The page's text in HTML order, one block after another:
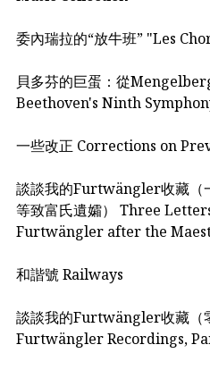
委內瑞拉的“放牛班” "Les
貝多芬的巨蛋：從
Beethoven's Ninth
一些改正 Corrections on
談談我的Furtwängler收藏（
等致富氏遺孀） Three
Furtwängler after the
和諧號 Railways
談談我的Furtwängler收藏（
Furtwängler Recordings,